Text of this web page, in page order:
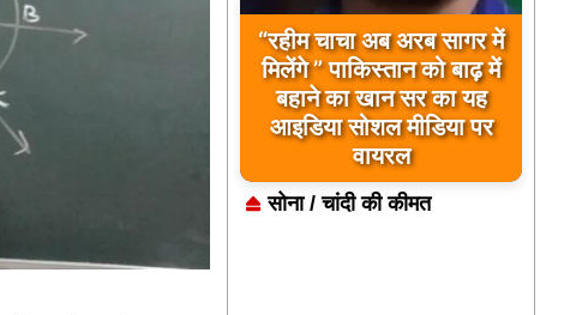
“रहीम चाचा अब अरब सागर में
मिलेंगे ” पाकिस्तान को बाढ़ में
बहाने का खान सर का यह
आइडिया सोशल मीडिया पर
वायरल
सोना / चांदी की कीमत